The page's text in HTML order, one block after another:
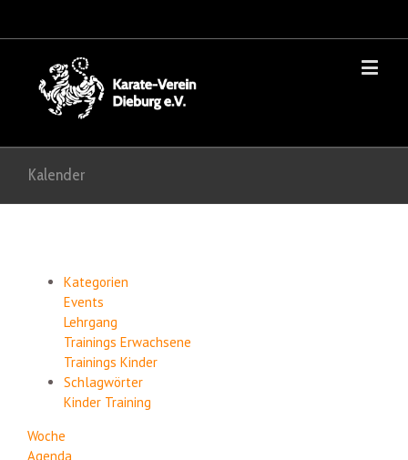
Kalender
Kategorien
Events
Lehrgang
Trainings Erwachsene
Trainings Kinder
Schlagwörter
Kinder Training
Woche
Agenda